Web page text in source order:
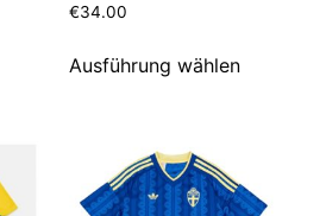
€34.00
Ausführung wählen